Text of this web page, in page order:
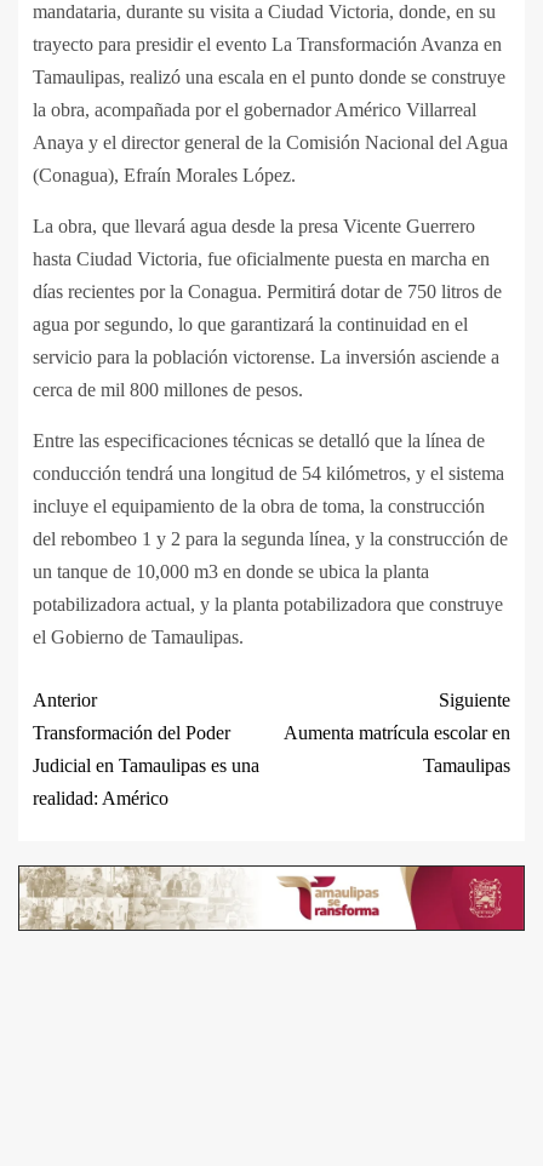
mandataria, durante su visita a Ciudad Victoria, donde, en su
trayecto para presidir el evento La Transformación Avanza en
Tamaulipas, realizó una escala en el punto donde se construye
la obra, acompañada por el gobernador Américo Villarreal
Anaya y el director general de la Comisión Nacional del Agua
(Conagua), Efraín Morales López.
La obra, que llevará agua desde la presa Vicente Guerrero
hasta Ciudad Victoria, fue oficialmente puesta en marcha en
días recientes por la Conagua. Permitirá dotar de 750 litros de
agua por segundo, lo que garantizará la continuidad en el
servicio para la población victorense. La inversión asciende a
cerca de mil 800 millones de pesos.
Entre las especificaciones técnicas se detalló que la línea de
conducción tendrá una longitud de 54 kilómetros, y el sistema
incluye el equipamiento de la obra de toma, la construcción
del rebombeo 1 y 2 para la segunda línea, y la construcción de
un tanque de 10,000 m3 en donde se ubica la planta
potabilizadora actual, y la planta potabilizadora que construye
el Gobierno de Tamaulipas.
Anterior
Transformación del Poder
Judicial en Tamaulipas es una
realidad: Américo
Siguiente
Aumenta matrícula escolar en
Tamaulipas